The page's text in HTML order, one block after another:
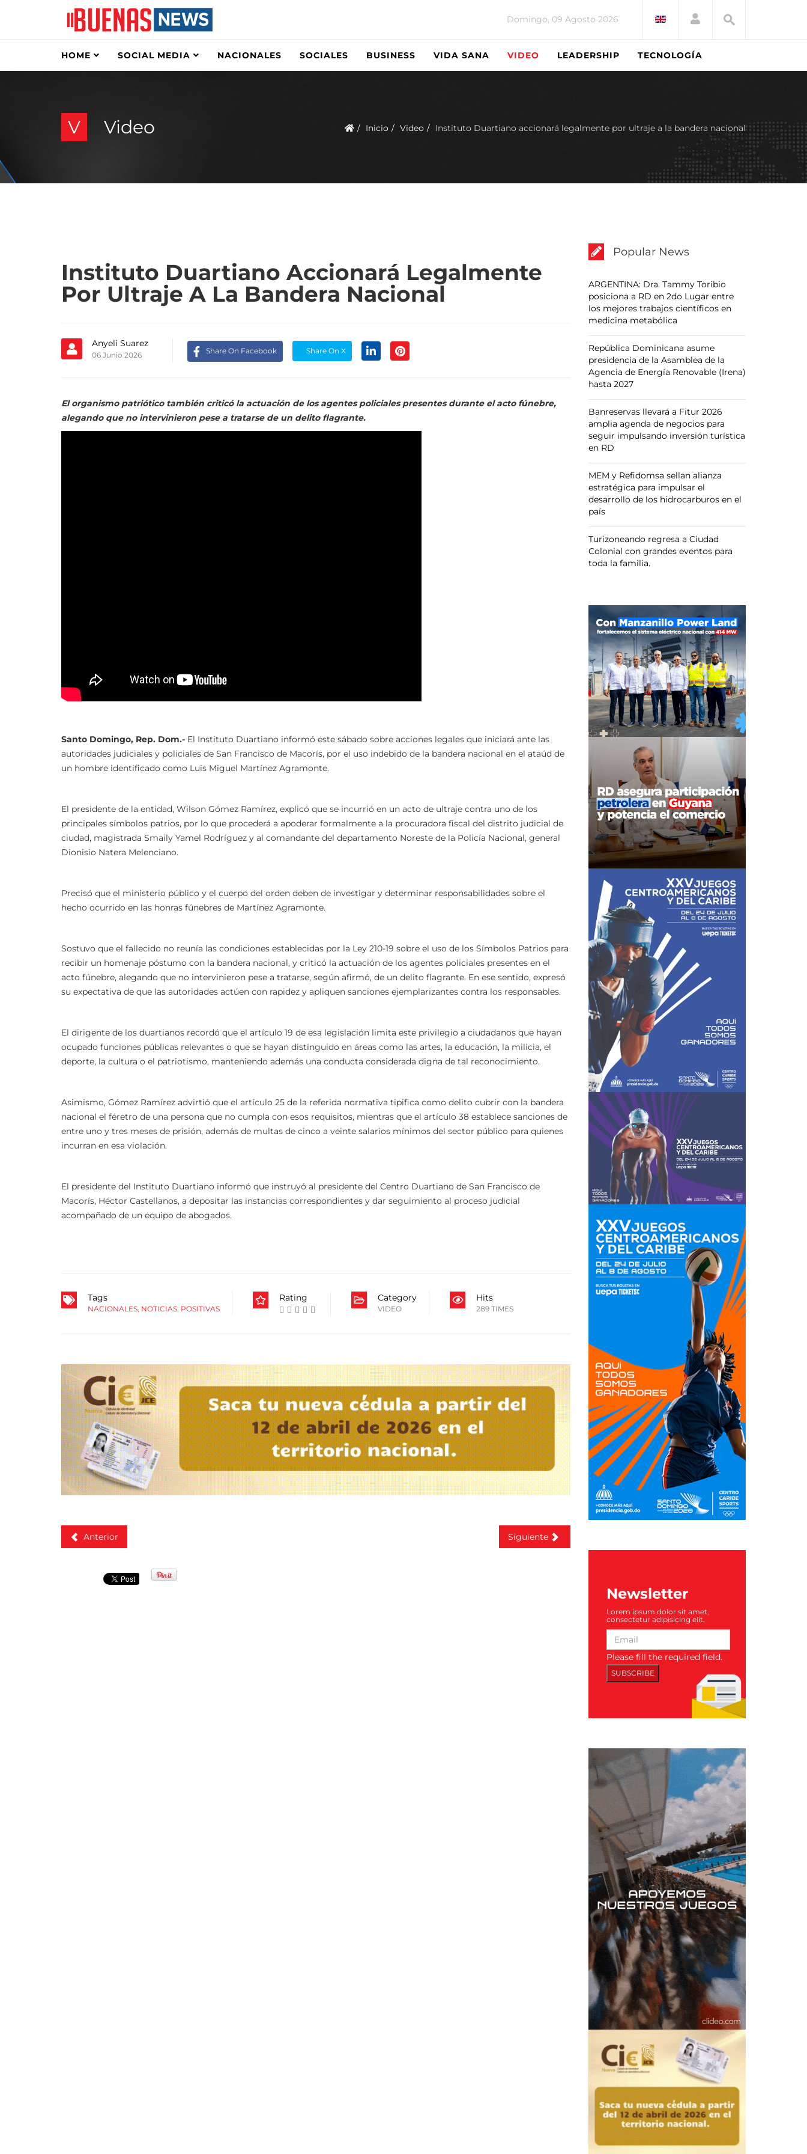
Domingo, 09 Agosto 2026
HOME SOCIAL MEDIA NACIONALES SOCIALES BUSINESS VIDA SANA VIDEO LEADERSHIP TECNOLOGÍA
V Video Inicio Video Instituto Duartiano accionará legalmente por ultraje a la bandera nacional
Instituto Duartiano Accionará Legalmente
Por Ultraje A La Bandera Nacional
Anyeli Suarez
06 Junio 2026 Share On Facebook Share On X
El organismo patriótico también criticó la actuación de los agentes policiales presentes durante el acto fúnebre,
alegando que no intervinieron pese a tratarse de un delito flagrante.
Santo Domingo, Rep. Dom.- El Instituto Duartiano informó este sábado sobre acciones legales que iniciará ante las
autoridades judiciales y policiales de San Francisco de Macorís, por el uso indebido de la bandera nacional en el ataúd de
un hombre identificado como Luis Miguel Martínez Agramonte.
El presidente de la entidad, Wilson Gómez Ramírez, explicó que se incurrió en un acto de ultraje contra uno de los
principales símbolos patrios, por lo que procederá a apoderar formalmente a la procuradora fiscal del distrito judicial de
ciudad, magistrada Smaily Yamel Rodríguez y al comandante del departamento Noreste de la Policía Nacional, general
Dionisio Natera Melenciano.
Precisó que el ministerio público y el cuerpo del orden deben de investigar y determinar responsabilidades sobre el
hecho ocurrido en las honras fúnebres de Martínez Agramonte.
Sostuvo que el fallecido no reunía las condiciones establecidas por la Ley 210-19 sobre el uso de los Símbolos Patrios para
recibir un homenaje póstumo con la bandera nacional, y criticó la actuación de los agentes policiales presentes en el
acto fúnebre, alegando que no intervinieron pese a tratarse, según afirmó, de un delito flagrante. En ese sentido, expresó
su expectativa de que las autoridades actúen con rapidez y apliquen sanciones ejemplarizantes contra los responsables.
El dirigente de los duartianos recordó que el artículo 19 de esa legislación limita este privilegio a ciudadanos que hayan
ocupado funciones públicas relevantes o que se hayan distinguido en áreas como las artes, la educación, la milicia, el
deporte, la cultura o el patriotismo, manteniendo además una conducta considerada digna de tal reconocimiento.
Asimismo, Gómez Ramírez advirtió que el artículo 25 de la referida normativa tipifica como delito cubrir con la bandera
nacional el féretro de una persona que no cumpla con esos requisitos, mientras que el artículo 38 establece sanciones de
entre uno y tres meses de prisión, además de multas de cinco a veinte salarios mínimos del sector público para quienes
incurran en esa violación.
El presidente del Instituto Duartiano informó que instruyó al presidente del Centro Duartiano de San Francisco de
Macorís, Héctor Castellanos, a depositar las instancias correspondientes y dar seguimiento al proceso judicial
acompañado de un equipo de abogados.
Tags
NACIONALES, NOTICIAS, POSITIVAS
Rating Category
VIDEO
Hits
289 TIMES
Anterior Siguiente
Popular News
ARGENTINA: Dra. Tammy Toribio
posiciona a RD en 2do Lugar entre
los mejores trabajos científicos en
medicina metabólica
República Dominicana asume
presidencia de la Asamblea de la
Agencia de Energía Renovable (Irena)
hasta 2027
Banreservas llevará a Fitur 2026
amplia agenda de negocios para
seguir impulsando inversión turística
en RD
MEM y Refidomsa sellan alianza
estratégica para impulsar el
desarrollo de los hidrocarburos en el
país
Turizoneando regresa a Ciudad
Colonial con grandes eventos para
toda la familia.
Newsletter
Lorem ipsum dolor sit amet,
consectetur adipisicing elit.
Please fill the required field.
SUBSCRIBE